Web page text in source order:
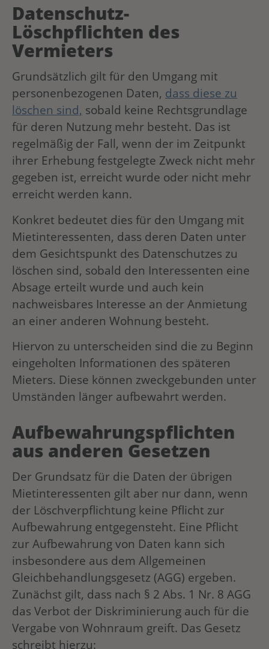
Datenschutz-
Löschpflichten des
Vermieters
Grundsätzlich gilt für den Umgang mit
personenbezogenen Daten, dass diese zu
löschen sind, sobald keine Rechtsgrundlage
für deren Nutzung mehr besteht. Das ist
regelmäßig der Fall, wenn der im Zeitpunkt
ihrer Erhebung festgelegte Zweck nicht mehr
gegeben ist, erreicht wurde oder nicht mehr
erreicht werden kann.
Konkret bedeutet dies für den Umgang mit
Mietinteressenten, dass deren Daten unter
dem Gesichtspunkt des Datenschutzes zu
löschen sind, sobald den Interessenten eine
Absage erteilt wurde und auch kein
nachweisbares Interesse an der Anmietung
an einer anderen Wohnung besteht.
Hiervon zu unterscheiden sind die zu Beginn
eingeholten Informationen des späteren
Mieters. Diese können zweckgebunden unter
Umständen länger aufbewahrt werden.
Aufbewahrungspflichten
aus anderen Gesetzen
Der Grundsatz für die Daten der übrigen
Mietinteressenten gilt aber nur dann, wenn
der Löschverpflichtung keine Pflicht zur
Aufbewahrung entgegensteht. Eine Pflicht
zur Aufbewahrung von Daten kann sich
insbesondere aus dem Allgemeinen
Gleichbehandlungsgesetz (AGG) ergeben.
Zunächst gilt, dass nach § 2 Abs. 1 Nr. 8 AGG
das Verbot der Diskriminierung auch für die
Vergabe von Wohnraum greift. Das Gesetz
schreibt hierzu: